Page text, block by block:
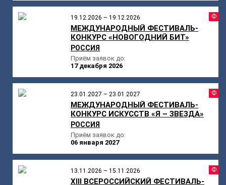
19.12.2026 – 19.12.2026
МЕЖДУНАРОДНЫЙ ФЕСТИВАЛЬ-
КОНКУРС «НОВОГОДНИЙ БИТ»
РОССИЯ
Приём заявок до:
17 декабря 2026
23.01.2027 – 23.01.2027
МЕЖДУНАРОДНЫЙ ФЕСТИВАЛЬ-
КОНКУРС ИСКУССТВ «Я – ЗВЕЗДА»
РОССИЯ
Приём заявок до:
06 января 2027
13.11.2026 – 15.11.2026
XIII ВСЕРОССИЙСКИЙ ФЕСТИВАЛЬ-